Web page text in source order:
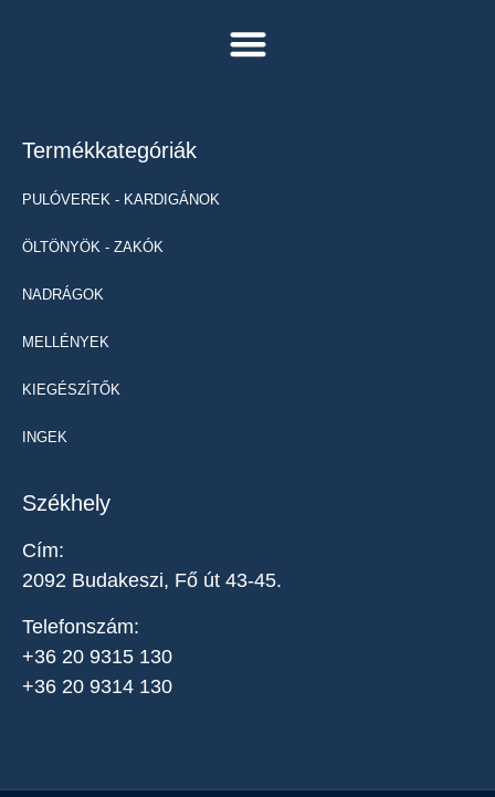
Termékkategóriák
PULÓVEREK - KARDIGÁNOK
ÖLTÖNYÖK - ZAKÓK
NADRÁGOK
MELLÉNYEK
KIEGÉSZÍTŐK
INGEK
Székhely
Cím:
2092 Budakeszi, Fő út 43-45.
Telefonszám:
+36 20 9315 130
+36 20 9314 130